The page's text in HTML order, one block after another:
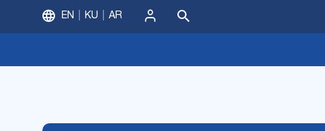
ورود
EN KU AR